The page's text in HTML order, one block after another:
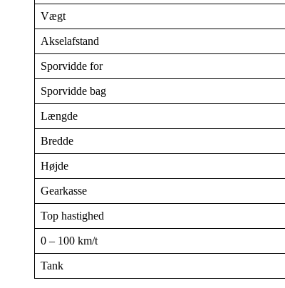
Vægt
Akselafstand
Sporvidde for
Sporvidde bag
Længde
Bredde
Højde
Gearkasse
Top hastighed
0 – 100 km/t
Tank